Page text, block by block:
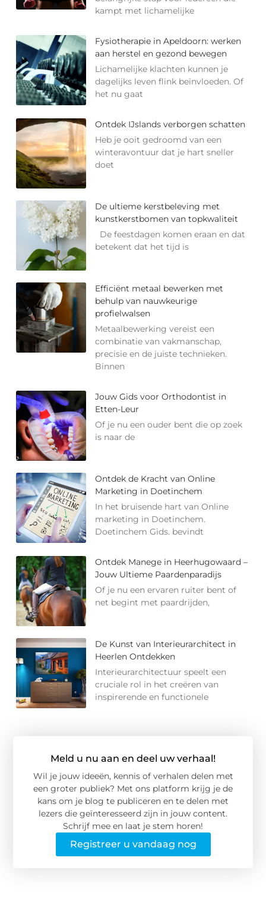
kampt met lichamelijke
Fysiotherapie in Apeldoorn: werken
aan herstel en gezond bewegen
Lichamelijke klachten kunnen je
dagelijks leven flink beïnvloeden. Of
het nu gaat
Ontdek IJslands verborgen schatten
Heb je ooit gedroomd van een
winteravontuur dat je hart sneller
doet
De ultieme kerstbeleving met
kunstkerstbomen van topkwaliteit
De feestdagen komen eraan en dat
betekent dat het tijd is
Efficiënt metaal bewerken met
behulp van nauwkeurige
profielwalsen
Metaalbewerking vereist een
combinatie van vakmanschap,
precisie en de juiste technieken.
Binnen
Jouw Gids voor Orthodontist in
Etten-Leur
Of je nu een ouder bent die op zoek
is naar de
Ontdek de Kracht van Online
Marketing in Doetinchem
In het bruisende hart van Online
marketing in Doetinchem.
Doetinchem Gids. bevindt
Ontdek Manege in Heerhugowaard –
Jouw Ultieme Paardenparadijs
Of je nu een ervaren ruiter bent of
net begint met paardrijden,
De Kunst van Interieurarchitect in
Heerlen Ontdekken
Interieurarchitectuur speelt een
cruciale rol in het creëren van
inspirerende en functionele
Meld u nu aan en deel uw verhaal!
Wil je jouw ideeën, kennis of verhalen delen met
een groter publiek? Met ons platform krijg je de
kans om je blog te publiceren en te delen met
lezers die geïnteresseerd zijn in jouw content.
Schrijf mee en laat je stem horen!
Registreer u vandaag nog